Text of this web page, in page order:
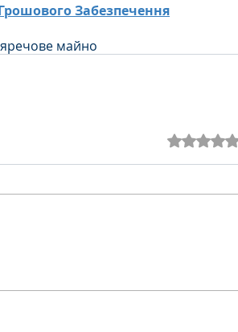
Забезпечення
речове майно
Оцінка: 0 з